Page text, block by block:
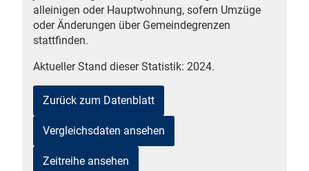
alleinigen oder Hauptwohnung, sofern Umzüge
oder Änderungen über Gemeindegrenzen
stattfinden.
Aktueller Stand dieser Statistik: 2024.
Zurück zum Datenblatt
Vergleichsdaten ansehen
Zeitreihe ansehen